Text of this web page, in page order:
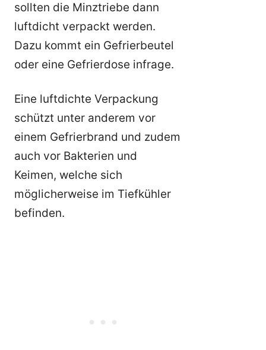
sollten die Minztriebe dann
luftdicht verpackt werden.
Dazu kommt ein Gefrierbeutel
oder eine Gefrierdose infrage.
Eine luftdichte Verpackung
schützt unter anderem vor
einem Gefrierbrand und zudem
auch vor Bakterien und
Keimen, welche sich
möglicherweise im Tiefkühler
befinden.